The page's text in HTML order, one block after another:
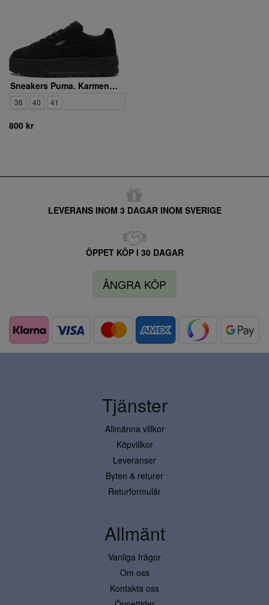
Sneakers Puma. Karmen II 397457 01
36 40 41
800 kr
LEVERANS INOM 3 DAGAR INOM SVERIGE
ÖPPET KÖP I 30 DAGAR
ÅNGRA KÖP
Tjänster
Allmänna villkor
Köpvillkor
Leveranser
Byten & returer
Returformulär
Allmänt
Vanliga frågor
Om oss
Kontakta oss